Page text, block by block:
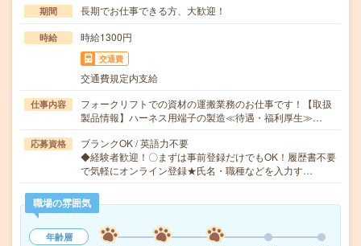
期間 長期でお仕事できる方、大歓迎！
時給 時給1300円
交通費
交通費規定内支給
仕事内容
フォークリフトでの資材の運搬業務のお仕事です！【取扱
製品情報】ハーネス用端子の製造≪待遇・福利厚生≫…
応募資格
ブランクOK / 英語力不要
◆経験者歓迎！〇まずは事前登録だけでもOK！履歴書不要
で気軽にオンライン登録★氏名・職種などを入力す…
職場の雰囲気
年齢層